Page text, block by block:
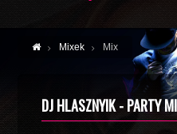
Mixek Mix
DJ HLASZNYIK - PARTY